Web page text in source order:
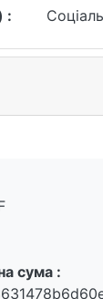
:
сума :